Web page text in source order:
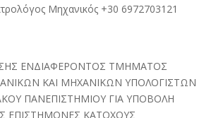
Μηχανικός +30 6972703121
ΕΝΔΙΑΦΕΡΟΝΤΟΣ ΤΜΗΜΑΤΟΣ
ΚΑΙ ΜΗΧΑΝΙΚΩΝ ΥΠΟΛΟΓΙΣΤΩΝ
ΠΑΝΕΠΙΣΤΗΜΙΟΥ ΓΙΑ ΥΠΟΒΟΛΗ
ΕΠΙΣΤΗΜΟΝΕΣ ΚΑΤΟΧΟΥΣ